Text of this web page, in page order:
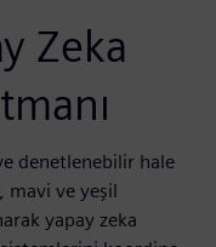
Zeka
denetlenebilir hale
ve yeşil
yapay zeka